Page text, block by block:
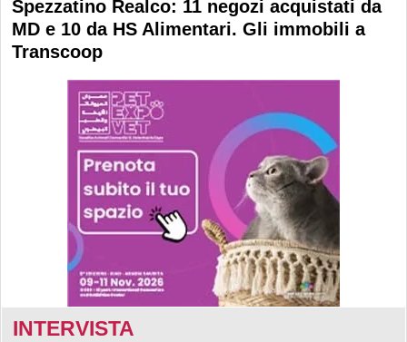
Spezzatino Realco: 11 negozi acquistati da
MD e 10 da HS Alimentari. Gli immobili a
Transcoop
INTERVISTA